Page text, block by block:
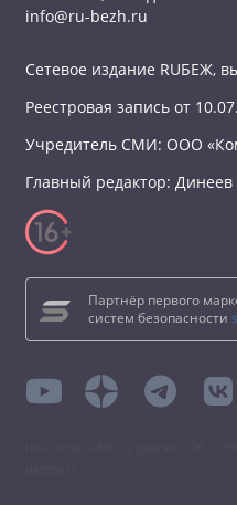
info@ru-bezh.ru
Сетевое издание RUБЕЖ,
Реестровая запись от
Учредитель СМИ: ООО
Главный редактор:
Партнёр первого
систем безопасности